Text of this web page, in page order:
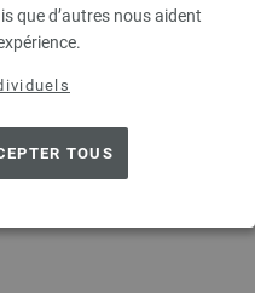
que d’autres nous aident
TOUS